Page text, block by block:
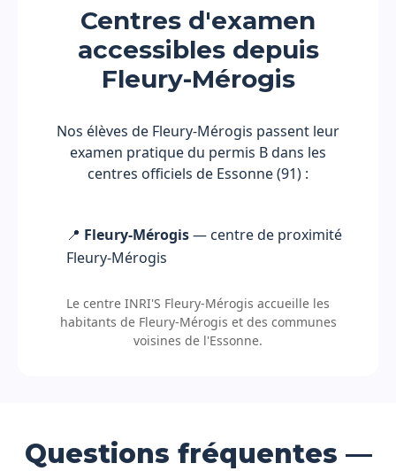
Centres d'examen
accessibles depuis
Fleury-Mérogis
Nos élèves de Fleury-Mérogis passent leur
examen pratique du permis B dans les
centres officiels de Essonne (91) :
📍 Fleury-Mérogis— centre de proximité
Fleury-Mérogis
Le centre INRI'S Fleury-Mérogis accueille les
habitants de Fleury-Mérogis et des communes
voisines de l'Essonne.
Questions fréquentes —